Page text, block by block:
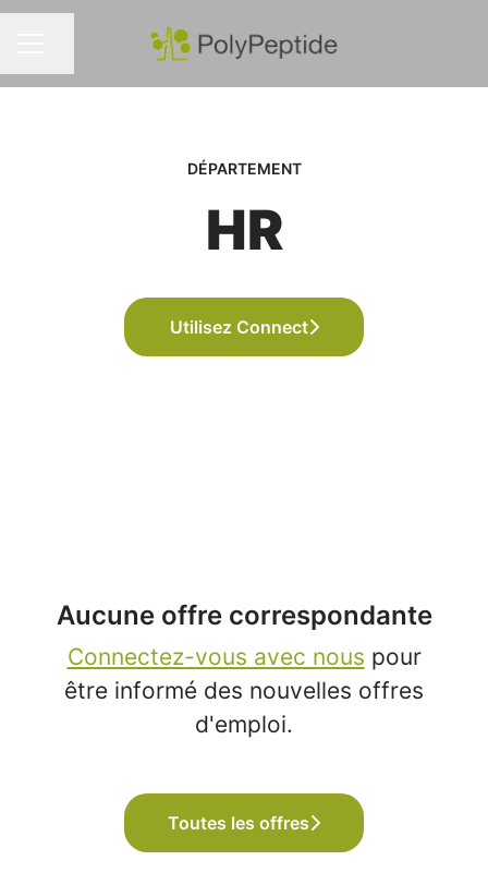
Partager la page
DÉPARTEMENT
HR
Utilisez Connect
Aucune offre correspondante
Connectez-vous avec nous pour
être informé des nouvelles offres
d'emploi.
Toutes les offres